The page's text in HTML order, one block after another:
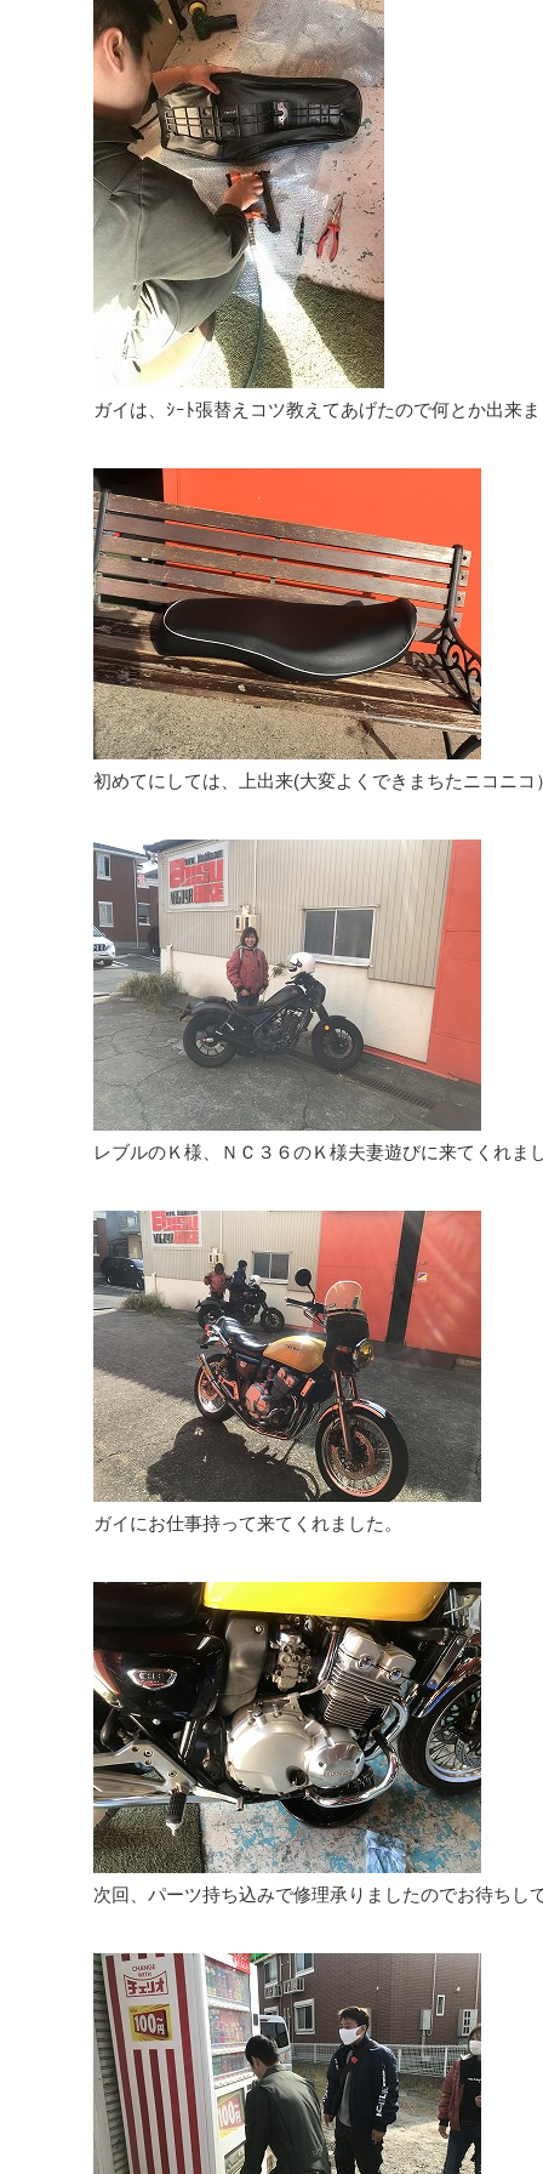
ガイは、ｼｰﾄ張替えコツ教えてあげたので何とか出来
初めてにしては、上出来(大変よくできまちたニコニコ
レブルのＫ様、ＮＣ３６のＫ様夫妻遊びに来てくれま
ガイにお仕事持って来てくれました。
次回、パーツ持ち込みで修理承りましたのでお待ちし